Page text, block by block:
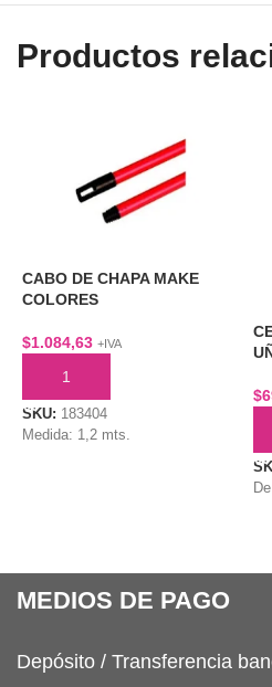
Productos
CABO DE CHAPA MAKE
COLORES
$1.084,63 +IVA
AÑADIR AL CARRITO
SKU: 183404
Medida: 1,2 mts.
$
MEDIOS DE PAGO
Depósito / Transferencia